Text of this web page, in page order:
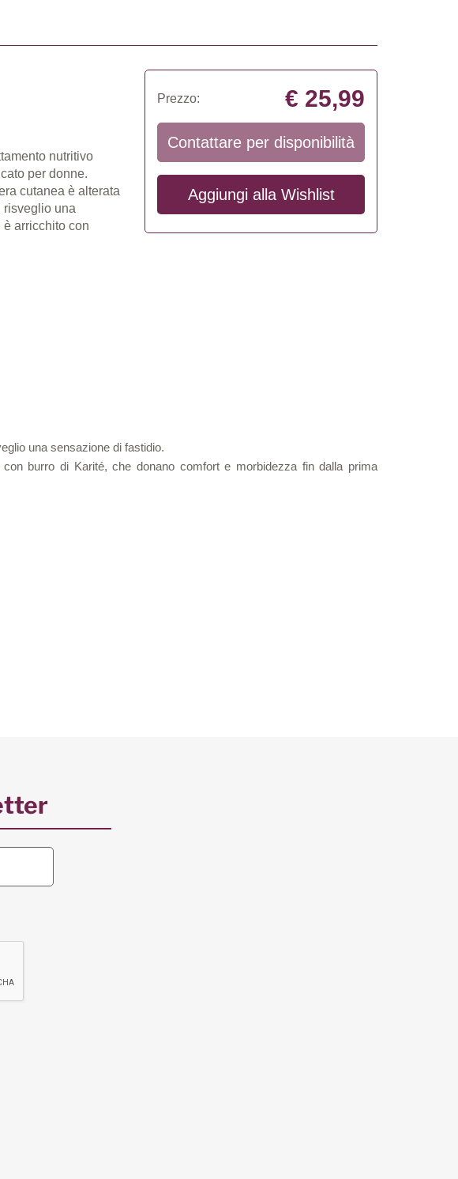
nutritivo
per donne.
cutanea è alterata
risveglio una
arricchito con
Prezzo: € 25,99
Contattare per disponibilità
Aggiungi alla Wishlist
una sensazione di fastidio.
burro di Karité, che donano comfort e morbidezza fin dalla prima